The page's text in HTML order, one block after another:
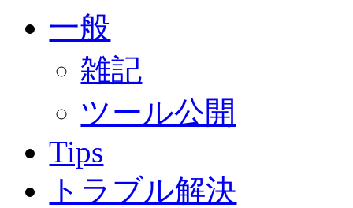
一般
雑記
ツール公開
Tips
トラブル解決